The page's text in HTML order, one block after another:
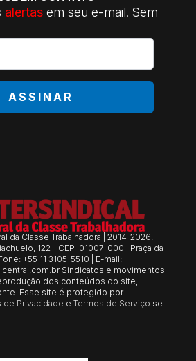
alertas em seu e-mail. Sem
ASSINAR
da Classe Trabalhadora | 2014-2026.
122 - CEP: 01007-000 | Praça da
+55 11 3105-5510 | E-mail:
Sindicatos e movimentos
dos conteúdos do site,
Esse site é protegido por
de Privacidade eTermos de Serviço se